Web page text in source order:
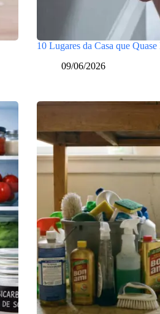
10 Lugares da Casa que
09/06/2026